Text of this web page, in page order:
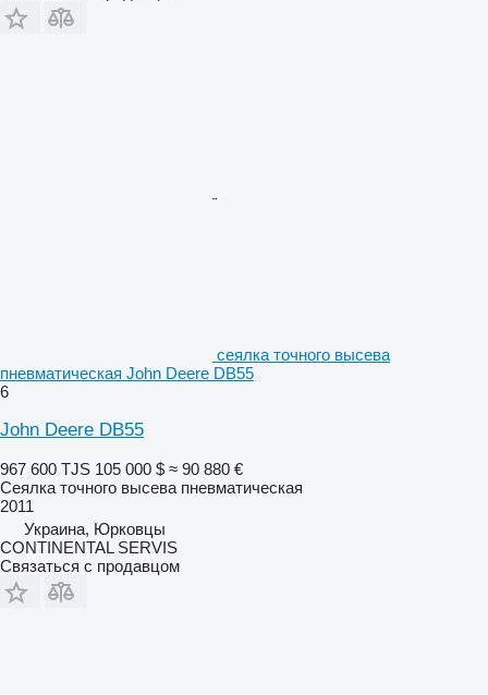
сеялка точного высева
пневматическая John Deere DB55
6
John Deere DB55
967 600 TJS 105 000 $ ≈ 90 880 €
Сеялка точного высева пневматическая
2011
Украина, Юрковцы
CONTINENTAL SERVIS
Связаться с продавцом